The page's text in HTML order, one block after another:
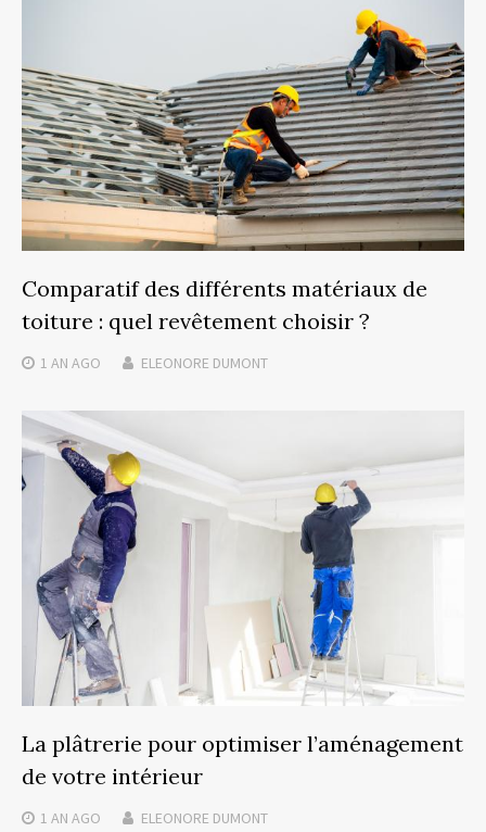
Comparatif des différents matériaux de
toiture : quel revêtement choisir ?
1 AN AGO ELEONORE DUMONT
La plâtrerie pour optimiser l’aménagement
de votre intérieur
1 AN AGO ELEONORE DUMONT